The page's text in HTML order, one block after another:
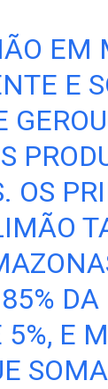
EM
E
OS
DA
E